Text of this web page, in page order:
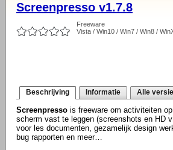
Screenpresso v1.7.8
Freeware
Vista / Win10 / Win7 / Win8 /
Beschrijving Informatie Alle
Screenpresso is freeware om activiteiten
scherm vast te leggen (screenshots en HD
voor les documenten, gezamelijk design
bug rapporten en meer…